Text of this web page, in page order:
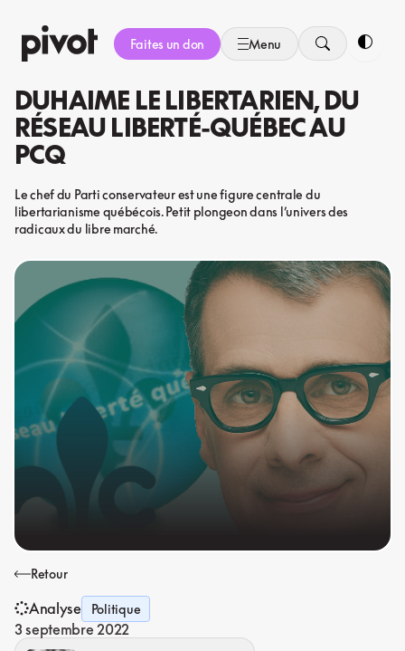
au
contenu
Faites un don Menu
DUHAIME LE LIBERTARIEN, DU
RÉSEAU LIBERTÉ-QUÉBEC AU
PCQ
Le chef du Parti conservateur est une figure centrale du
libertarianisme québécois. Petit plongeon dans l’univers des
radicaux du libre marché.
Retour
Analyse Politique
3 septembre 2022